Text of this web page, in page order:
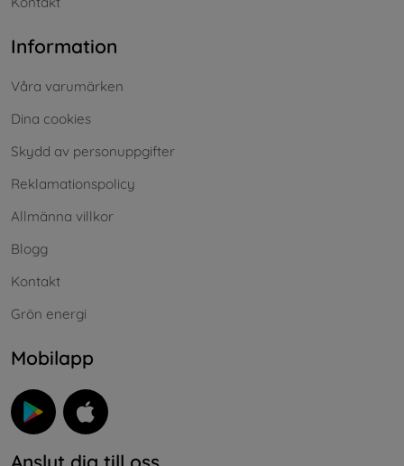
Information
Våra varumärken
Dina cookies
Skydd av personuppgifter
Reklamationspolicy
Allmänna villkor
Blogg
Kontakt
Grön energi
Mobilapp
Anslut dig till oss